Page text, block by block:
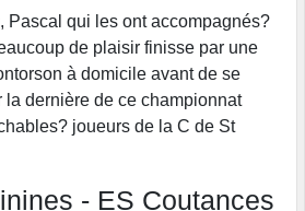
Pascal qui les ont accompagnés?
de plaisir finisse par une
à domicile avant de se
la dernière de ce championnat
joueurs de la C de St
- ES Coutances